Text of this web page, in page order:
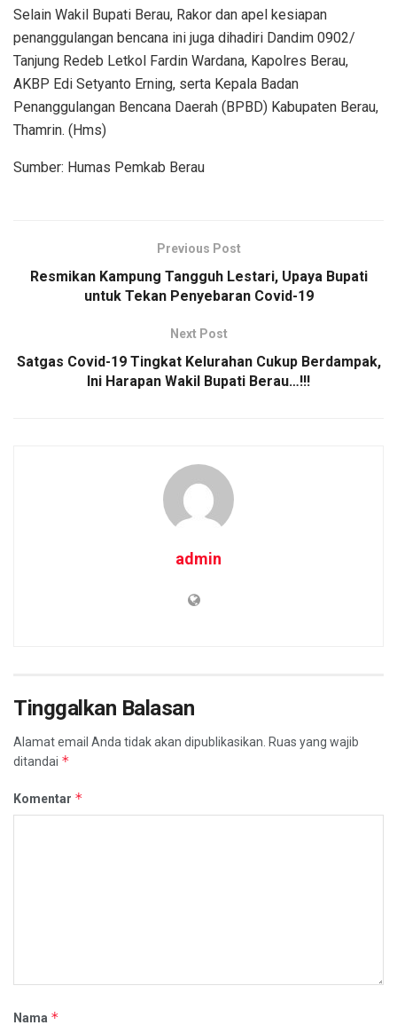
Selain Wakil Bupati Berau, Rakor dan apel kesiapan
penanggulangan bencana ini juga dihadiri Dandim 0902/
Tanjung Redeb Letkol Fardin Wardana, Kapolres Berau,
AKBP Edi Setyanto Erning, serta Kepala Badan
Penanggulangan Bencana Daerah (BPBD) Kabupaten Berau,
Thamrin. (Hms)
Sumber: Humas Pemkab Berau
Previous Post
Resmikan Kampung Tangguh Lestari, Upaya Bupati
untuk Tekan Penyebaran Covid-19
Next Post
Satgas Covid-19 Tingkat Kelurahan Cukup Berdampak,
Ini Harapan Wakil Bupati Berau…!!!
admin
Tinggalkan Balasan
Alamat email Anda tidak akan dipublikasikan. Ruas yang wajib
ditandai *
Komentar *
Nama *